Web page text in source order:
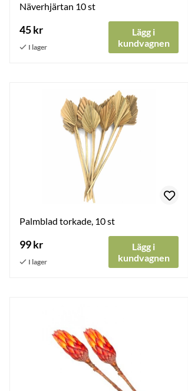
Näverhjärtan 10 st
45 kr
Lägg i
kundvagnen
Palmblad torkade, 10 st
99 kr
Lägg i
kundvagnen